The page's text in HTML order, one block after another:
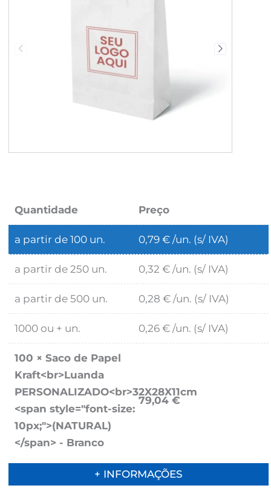
Quantidade Preço
a partir de 100 un. 0,79 € /un. (s/ IVA)
a partir de 250 un. 0,32 € /un. (s/ IVA)
a partir de 500 un. 0,28 € /un. (s/ IVA)
1000 ou + un. 0,26 € /un. (s/ IVA)
100 ×Saco de Papel
Kraft<br>Luanda
PERSONALIZADO<br>32X28X11cm
<span style="font-size:
10px;">(NATURAL)
</span> - Branco
79,04 €
+ INFORMAÇÕES